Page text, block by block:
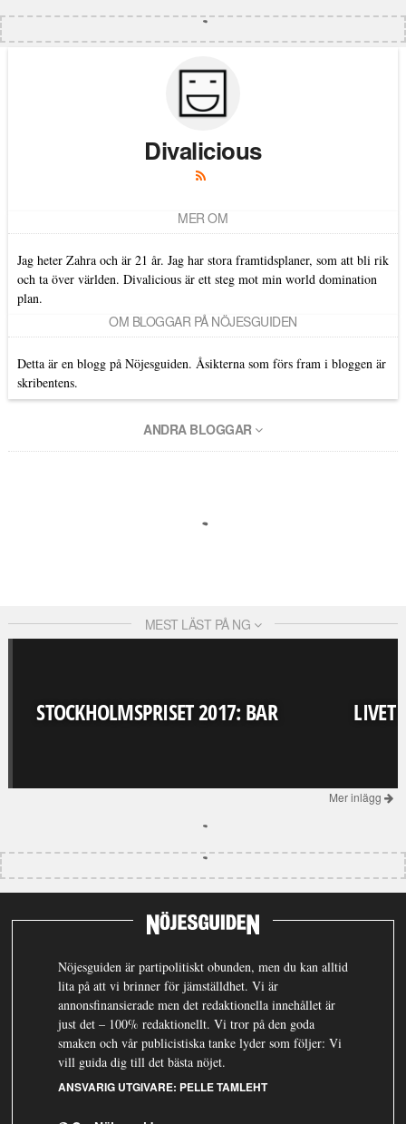
Divalicious
MER OM
Jag heter Zahra och är 21 år. Jag har stora framtidsplaner, som att bli rik
och ta över världen. Divalicious är ett steg mot min world domination
plan.
OM BLOGGAR PÅ NÖJESGUIDEN
Detta är en blogg på Nöjesguiden. Åsikterna som förs fram i bloggen är
skribentens.
ANDRA BLOGGAR
MEST LÄST PÅ NG
STOCKHOLMSPRISET 2017: BAR LIVET
Mer inlägg
Nöjesguiden är partipolitiskt obunden, men du kan alltid
lita på att vi brinner för jämställdhet. Vi är
annonsfinansierade men det redaktionella innehållet är
just det – 100% redaktionellt. Vi tror på den goda
smaken och vår publicistiska tanke lyder som följer: Vi
vill guida dig till det bästa nöjet.
ANSVARIG UTGIVARE: PELLE TAMLEHT